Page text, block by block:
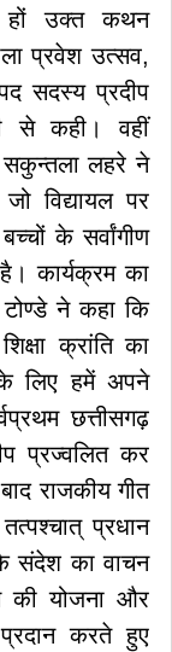
हों उक्त कथन
प्रवेश उत्सव,
सदस्य प्रदीप
से कही। वहीं
सकुन्तला लहरे ने
विद्यायल पर
के सर्वांगीण
कार्यक्रम का
ने कहा कि
क्रांति का
लिए हमें अपने
छत्तीसगढ़
प्रज्वलित कर
राजकीय गीत
प्रधान
संदेश का वाचन
की योजना और
करते हुए